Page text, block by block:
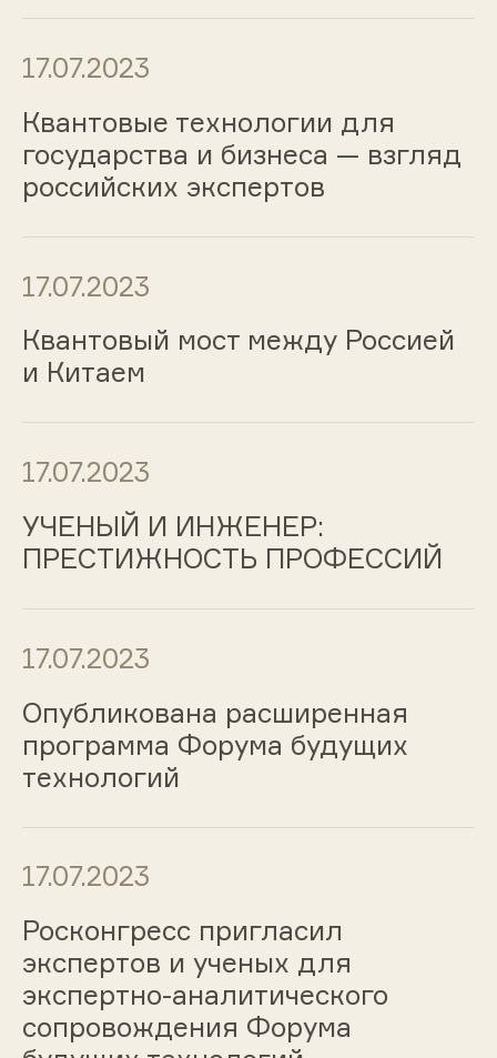
17.07.2023
Квантовые технологии для
государства и бизнеса — взгляд
российских экспертов
17.07.2023
Квантовый мост между Россией
и Китаем
17.07.2023
УЧЕНЫЙ И ИНЖЕНЕР:
ПРЕСТИЖНОСТЬ ПРОФЕССИЙ
17.07.2023
Опубликована расширенная
программа Форума будущих
технологий
17.07.2023
Росконгресс пригласил
экспертов и ученых для
экспертно-аналитического
сопровождения Форума